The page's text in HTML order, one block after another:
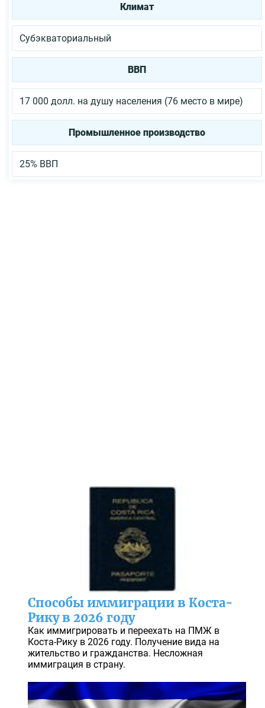
Климат
Субэкваториальный
ВВП
17 000 долл. на душу населения (76 место в мире)
Промышленное производство
25% ВВП
Способы иммиграции в Коста-
Рику в 2026 году
Как иммигрировать и переехать на ПМЖ в
Коста-Рику в 2026 году. Получение вида на
жительство и гражданства. Несложная
иммиграция в страну.